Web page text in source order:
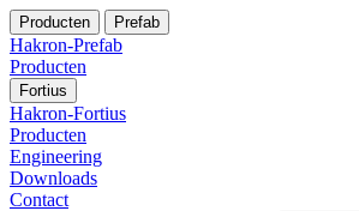
Producten Prefab
Hakron-Prefab
Producten
Fortius
Hakron-Fortius
Producten
Engineering
Downloads
Contact